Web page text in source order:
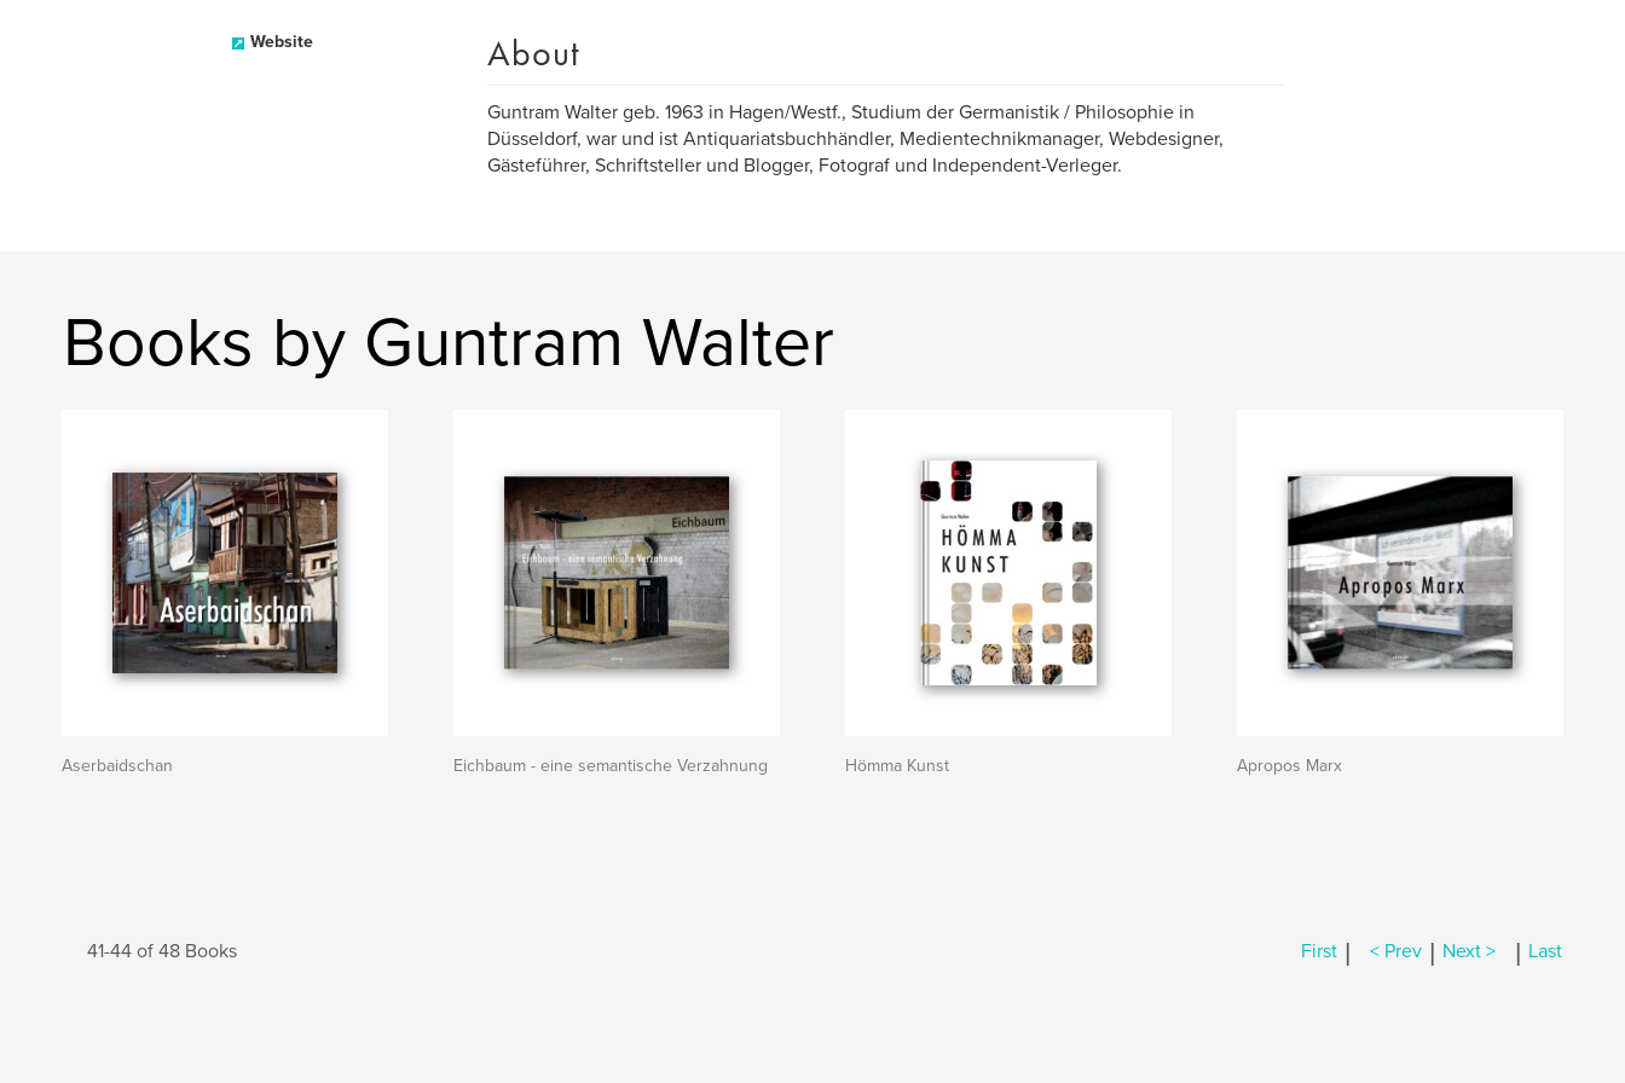
Website About
Guntram Walter geb. 1963 in Hagen/Westf., Studium der Germanistik / Philosophie in
Düsseldorf, war und ist Antiquariatsbuchhändler, Medientechnikmanager, Webdesigner,
Gästeführer, Schriftsteller und Blogger, Fotograf und Independent-Verleger.
Books by Guntram Walter
Aserbaidschan Eichbaum - eine semantische Verzahnung Hömma Kunst Apropos Marx
41-44 of 48 Books First | < Prev | Next > | Last